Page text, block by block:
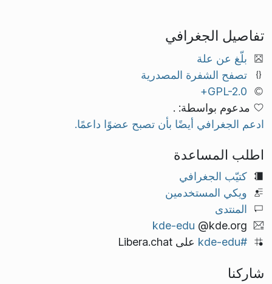
تفاصيل الجغرافي
بلّغ عن علة
تصفح الشفرة المصدرية
GPL-2.0+
مدعوم بواسطة: .
ادعم الجغرافي أيضًا بأن تصبح عضوًا داعمًا.
اطلب المساعدة
كتيّب الجغرافي
ويكي المستخدمين
المنتدى
kde-edu @kde.org
#kde-edu
على Libera.chat
شاركنا